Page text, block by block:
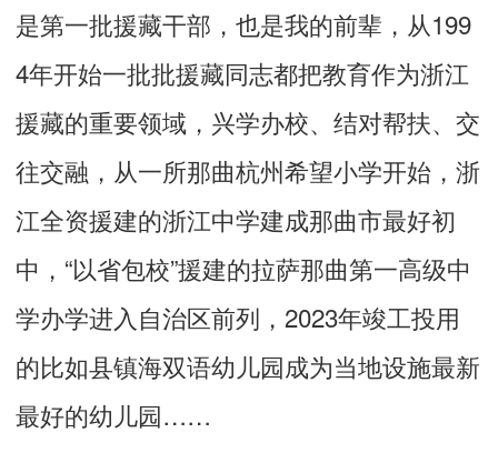
是第一批援藏干部，也是我的前辈，从199
4年开始一批批援藏同志都把教育作为浙江
援藏的重要领域，兴学办校、结对帮扶、交
往交融，从一所那曲杭州希望小学开始，浙
江全资援建的浙江中学建成那曲市最好初
中，“以省包校”援建的拉萨那曲第一高级中
学办学进入自治区前列，2023年竣工投用
的比如县镇海双语幼儿园成为当地设施最新
最好的幼儿园……